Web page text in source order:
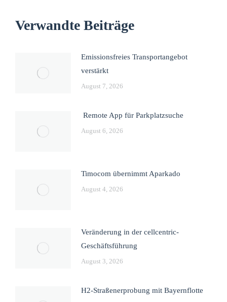
Verwandte Beiträge
Emissionsfreies Transportangebot
verstärkt
August 7, 2026
Remote App für Parkplatzsuche
August 6, 2026
Timocom übernimmt Aparkado
August 4, 2026
Veränderung in der cellcentric-
Geschäftsführung
August 3, 2026
H2-Straßenerprobung mit Bayernflotte